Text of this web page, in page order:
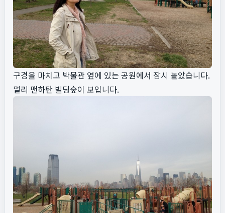
구경을 마치고 박물관 옆에 있는 공원에서 잠시 놀았습니다.
멀리 맨하탄 빌딩숲이 보입니다.